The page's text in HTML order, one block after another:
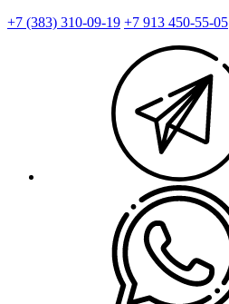
+7 (383) 310-09-19 +7 913 450-55-05